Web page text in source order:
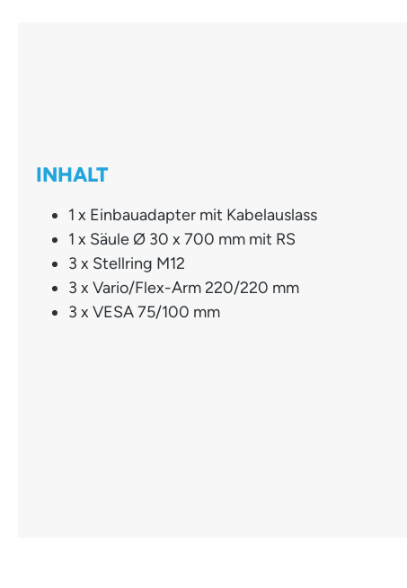
INHALT
1 x Einbauadapter mit Kabelauslass
1 x Säule Ø 30 x 700 mm mit RS
3 x Stellring M12
3 x Vario/Flex-Arm 220/220 mm
3 x VESA 75/100 mm